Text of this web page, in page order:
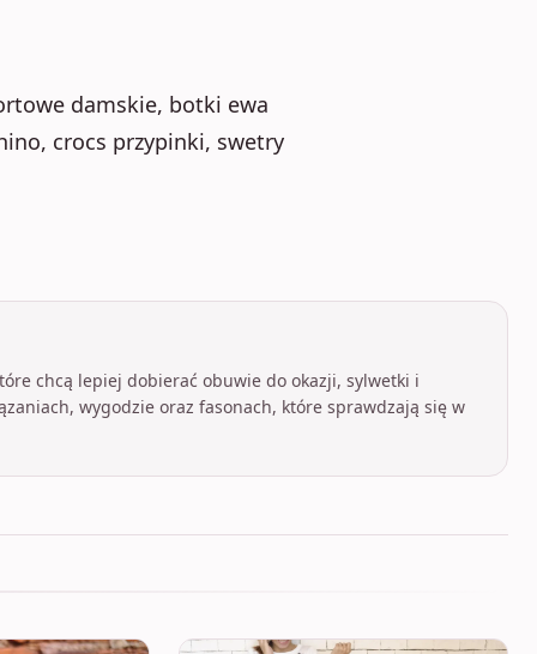
damskie, botki ewa
crocs przypinki, swetry
chcą lepiej dobierać obuwie do okazji, sylwetki i
wygodzie oraz fasonach, które sprawdzają się w